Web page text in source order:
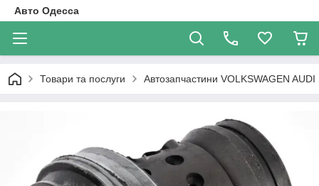
Авто Одесса
Товари та послуги Автозапчастини VOLKSWAGEN AUDI